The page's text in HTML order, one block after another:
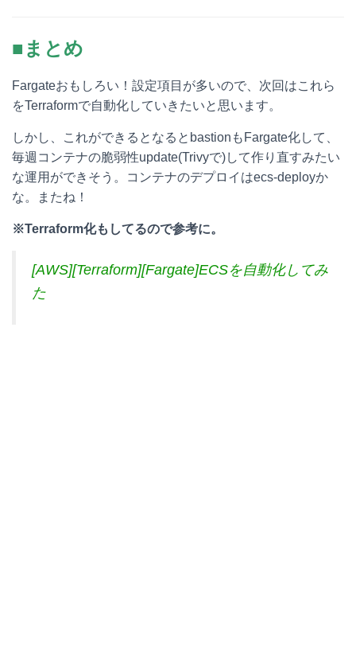
■まとめ
Fargateおもしろい！設定項目が多いので、次回はこれら
をTerraformで自動化していきたいと思います。
しかし、これができるとなるとbastionもFargate化して、
毎週コンテナの脆弱性update(Trivyで)して作り直すみたい
な運用ができそう。コンテナのデプロイはecs-deployか
な。またね！
※Terraform化もしてるので参考に。
[AWS][Terraform][Fargate]ECSを自動化してみ
た